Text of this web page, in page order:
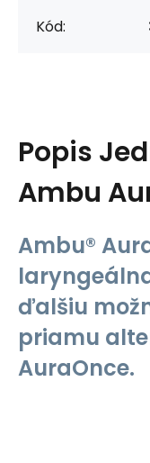
Kód:
Popis
Ambu
Ambu®
ďalšiu
priamu
AuraOnce.